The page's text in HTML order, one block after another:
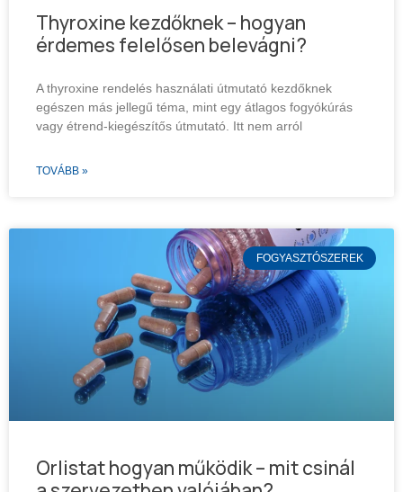
Thyroxine kezdőknek – hogyan
érdemes felelősen belevágni?
A thyroxine rendelés használati útmutató kezdőknek
egészen más jellegű téma, mint egy átlagos fogyókúrás
vagy étrend-kiegészítős útmutató. Itt nem arról
TOVÁBB »
FOGYASZTÓSZEREK
Orlistat hogyan működik – mit csinál